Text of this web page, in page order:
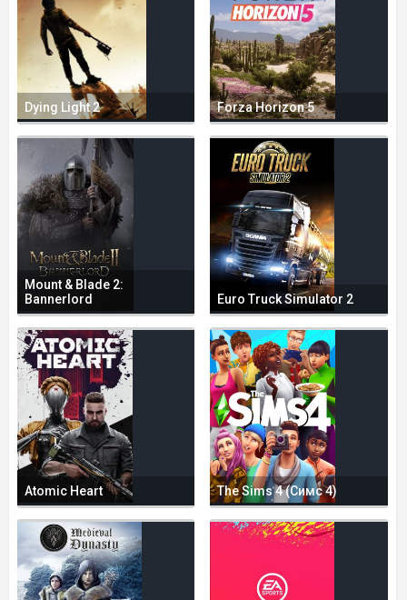
Dying Light 2 Forza Horizon 5
Mount & Blade 2:
Bannerlord
Euro Truck Simulator 2
Atomic Heart The Sims 4 (Симс 4)